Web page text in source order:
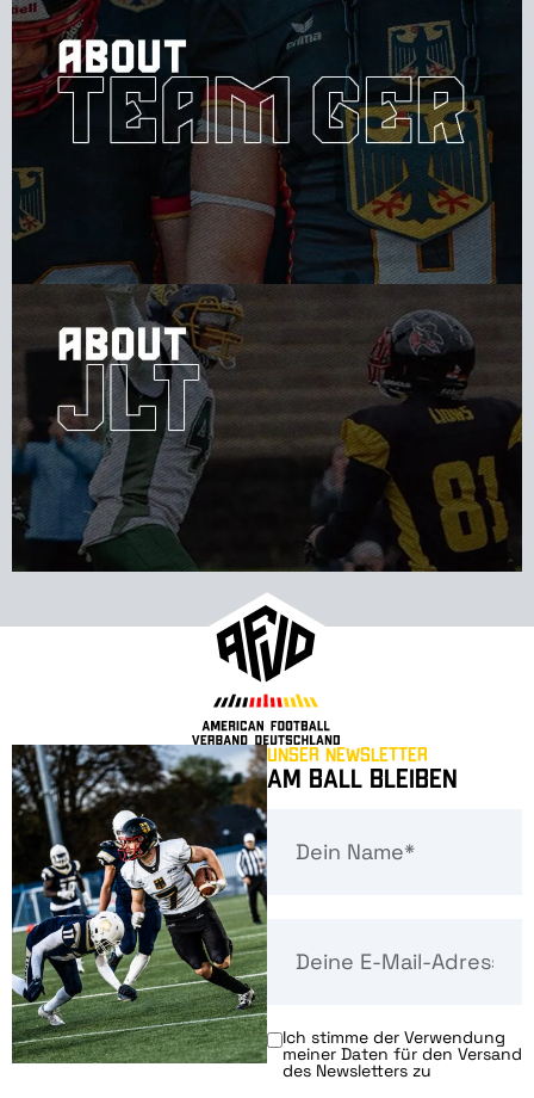
Unser Newsletter
Am Ball bleiben
Ich stimme der Verwendung
meiner Daten für den Versand
des Newsletters zu